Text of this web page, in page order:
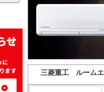
三菱重工 ルーム